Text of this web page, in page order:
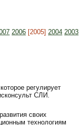
2006 [2005] 2004 2003
регулирует
СЛИ.
своих
технологиям